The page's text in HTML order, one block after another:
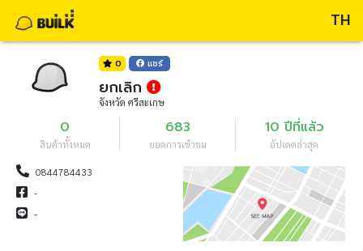
TH
0 แชร์
ยกเลิก
จังหวัด ศรีสะเกษ
0
สินค้าทั้งหมด
683
ยอดการเข้าชม
10 ปีที่แล้ว
อัปเดตล่าสุด
0844784433
-
-